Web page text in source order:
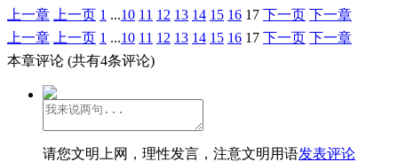
上一章
上一页 1 ...10 11 12 13 14 15 16 17 下一页 下一章
上一章
上一页 1 ...10 11 12 13 14 15 16 17 下一页 下一章
本章评论 (共有4条评论)
请您文明上网，理性发言，注意文明用语发表评论